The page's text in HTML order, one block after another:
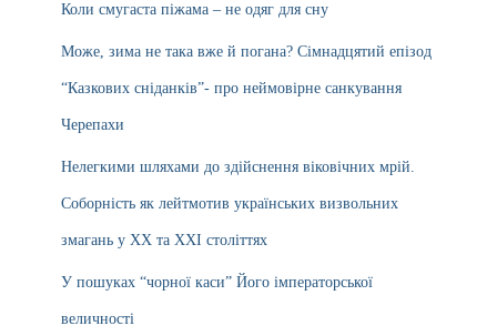
Коли смугаста піжама – не одяг для сну
Може, зима не така вже й погана? Сімнадцятий епізод
“Казкових сніданків”- про неймовірне санкування
Черепахи
Нелегкими шляхами до здійснення віковічних мрій.
Соборність як лейтмотив українських визвольних
змагань у ХХ та ХХІ століттях
У пошуках “чорної каси” Його імператорської
величності